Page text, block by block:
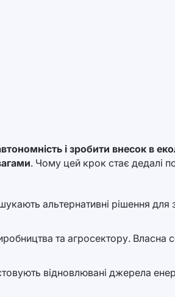
і зробити внесок в
. Чому цей крок стає дедалі
альтернативні рішення
та агросектору. Власна
відновлювані джерела